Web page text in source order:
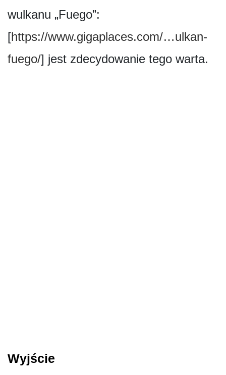
wulkanu „Fuego”:
[https://www.gigaplaces.com/…ulkan-
fuego/] jest zdecydowanie tego warta.
Wyjście